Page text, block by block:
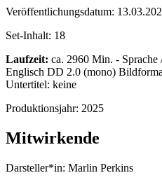
Veröffentlichungsdatum:
Set-Inhalt: 18
Laufzeit: ca. 2960 Min. -
Englisch DD 2.0 (mono)
Untertitel: keine
Produktionsjahr: 2025
Mitwirkende
Darsteller*in: Marlin Perkins